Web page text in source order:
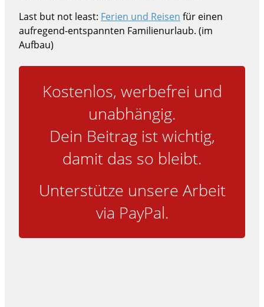
Last but not least: Ferien und Reisen für einen
aufregend-entspannten Familienurlaub. (im
Aufbau)
Kostenlos, werbefrei und
unabhängig.
Dein Beitrag ist wichtig,
damit das so bleibt.
Unterstütze unsere Arbeit
via PayPal.